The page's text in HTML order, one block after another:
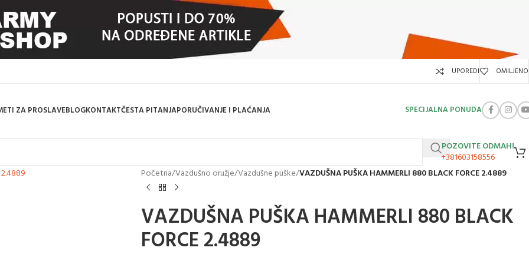
UPOREDI OMILJENO
ZA PROSLAVEBLOGKONTAKTČESTA PITANJAPORUČIVANJE I PLAĆANJA SPECIJALNA PONUDA
POZOVITE ODMAH!
+381603158556
Početna/Vazdušno oružje/Vazdušne puške/VAZDUŠNA PUŠKA HAMMERLI 880 BLACK FORCE 2.4889
VAZDUŠNA PUŠKA HAMMERLI 880 BLACK
FORCE 2.4889